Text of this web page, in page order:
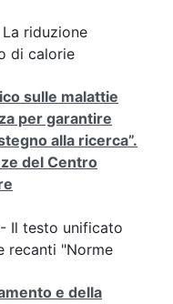
riduzione
di calorie
sulle malattie
per garantire
alla ricerca”.
del Centro
- Il testo unificato
recanti "Norme
e della